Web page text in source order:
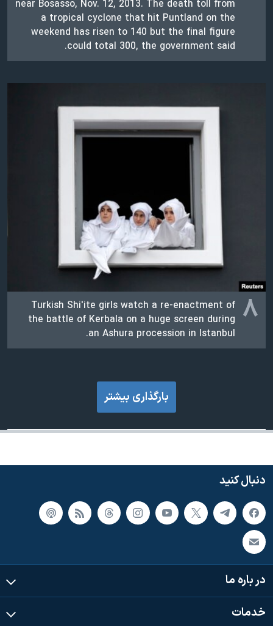
near Bosasso, Nov. 12, 2013. The death toll from
a tropical cyclone that hit Puntland on the
weekend has risen to 140 but the final figure
could total 300, the government said.
۸ Turkish Shi'ite girls watch a re-enactment of
the battle of Kerbala on a huge screen during
an Ashura procession in Istanbul.
بارگذاری بیشتر
دنبال کنید
در باره ما
خدمات